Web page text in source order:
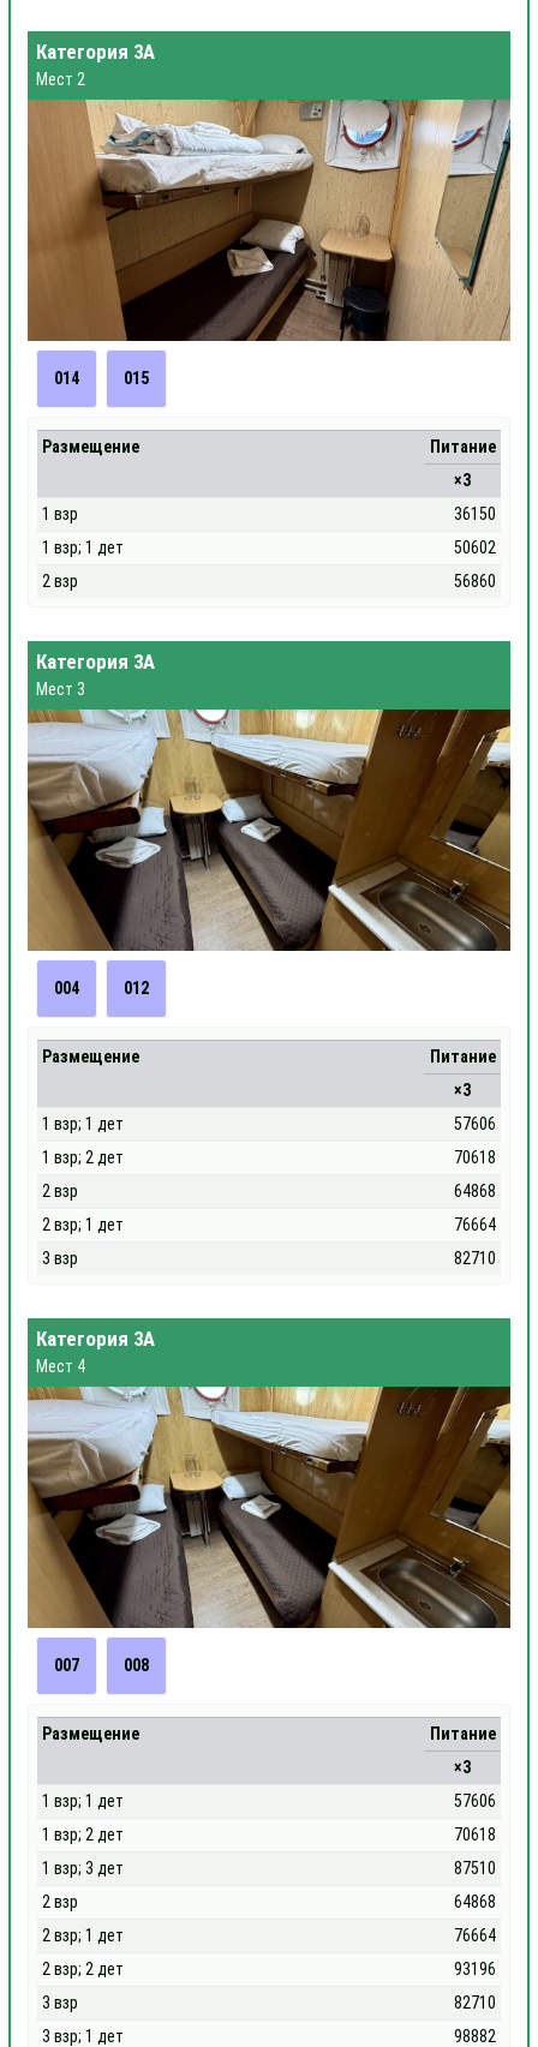
Категория 3А
Мест 2
014 015
Размещение
Питание
×3
1 взр
36150
1 взр; 1 дет
50602
2 взр
56860
Категория 3А
Мест 3
004 012
Размещение
Питание
×3
1 взр; 1 дет
57606
1 взр; 2 дет
70618
2 взр
64868
2 взр; 1 дет
76664
3 взр
82710
Категория 3А
Мест 4
007 008
Размещение
Питание
×3
1 взр; 1 дет
57606
1 взр; 2 дет
70618
1 взр; 3 дет
87510
2 взр
64868
2 взр; 1 дет
76664
2 взр; 2 дет
93196
3 взр
82710
3 взр; 1 дет
98882